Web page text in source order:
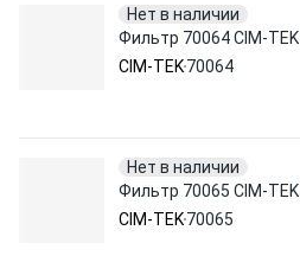
Нет в наличии
Фильтр 70064 CIM-TEK
CIM-TEK70064
Нет в наличии
Фильтр 70065 CIM-TEK
CIM-TEK70065